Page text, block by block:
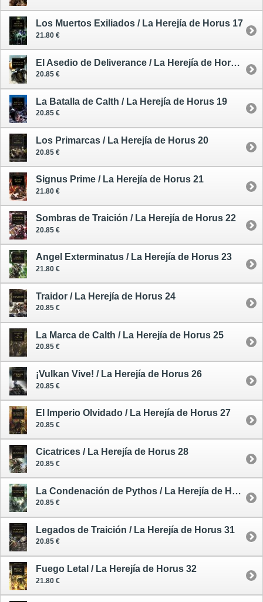
Los Muertos Exiliados / La Herejía de Horus 17
21.80 €
El Asedio de Deliverance / La Herejía de Horus 18
20.85 €
La Batalla de Calth / La Herejía de Horus 19
20.85 €
Los Primarcas / La Herejía de Horus 20
20.85 €
Signus Prime / La Herejía de Horus 21
21.80 €
Sombras de Traición / La Herejía de Horus 22
20.85 €
Angel Exterminatus / La Herejía de Horus 23
21.80 €
Traidor / La Herejía de Horus 24
20.85 €
La Marca de Calth / La Herejía de Horus 25
20.85 €
¡Vulkan Vive! / La Herejía de Horus 26
20.85 €
El Imperio Olvidado / La Herejía de Horus 27
20.85 €
Cicatrices / La Herejía de Horus 28
20.85 €
La Condenación de Pythos / La Herejía de Horus 30
20.85 €
Legados de Traición / La Herejía de Horus 31
20.85 €
Fuego Letal / La Herejía de Horus 32
21.80 €